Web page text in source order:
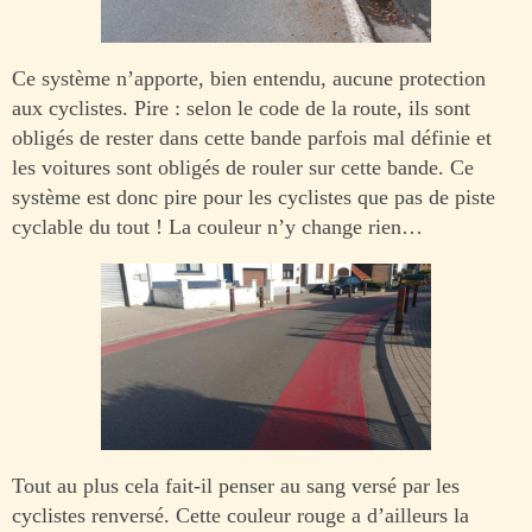
Ce système n’apporte, bien entendu, aucune protection
aux cyclistes. Pire : selon le code de la route, ils sont
obligés de rester dans cette bande parfois mal définie et
les voitures sont obligés de rouler sur cette bande. Ce
système est donc pire pour les cyclistes que pas de piste
cyclable du tout ! La couleur n’y change rien…
Tout au plus cela fait-il penser au sang versé par les
cyclistes renversé. Cette couleur rouge a d’ailleurs la